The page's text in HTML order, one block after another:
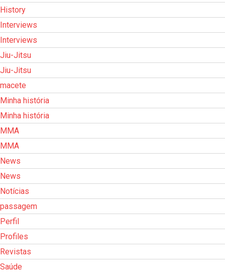
History
Interviews
Interviews
Jiu-Jitsu
Jiu-Jitsu
macete
Minha história
Minha história
MMA
MMA
News
News
Notícias
passagem
Perfil
Profiles
Revistas
Saúde